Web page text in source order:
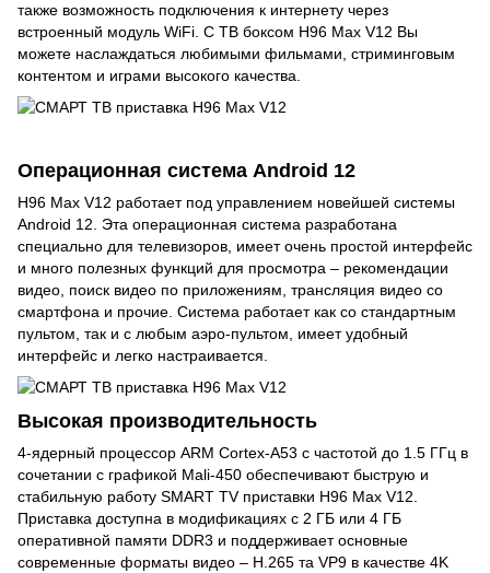
также возможность подключения к интернету через
встроенный модуль WiFi. С ТВ боксом H96 Max V12 Вы
можете наслаждаться любимыми фильмами, стриминговым
контентом и играми высокого качества.
Операционная система Android 12
H96 Max V12 работает под управлением новейшей системы
Android 12. Эта операционная система разработана
специально для телевизоров, имеет очень простой интерфейс
и много полезных функций для просмотра – рекомендации
видео, поиск видео по приложениям, трансляция видео со
смартфона и прочие. Система работает как со стандартным
пультом, так и с любым аэро-пультом, имеет удобный
интерфейс и легко настраивается.
Высокая производительность
4-ядерный процессор ARM Cortex-A53 с частотой до 1.5 ГГц в
сочетании с графикой Mali-450 обеспечивают быструю и
стабильную работу SMART TV приставки H96 Max V12.
Приставка доступна в модификациях с 2 ГБ или 4 ГБ
оперативной памяти DDR3 и поддерживает основные
современные форматы видео – H.265 та VP9 в качестве 4K